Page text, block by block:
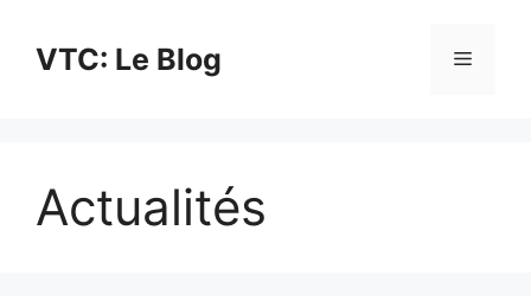
contenuVTC: Le Blog Menu
Actualités